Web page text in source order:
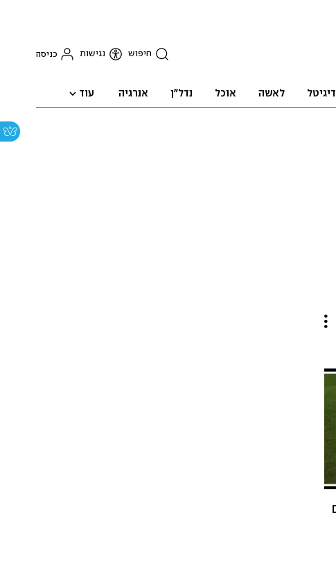
חיפוש נגישות כניסה
דיגיטל לאשה אוכל נדל"ן אנרגיה עוד